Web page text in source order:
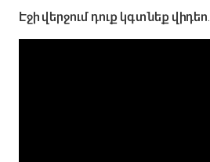
Էջի վերջում դուք կգտնեք վիդեո.